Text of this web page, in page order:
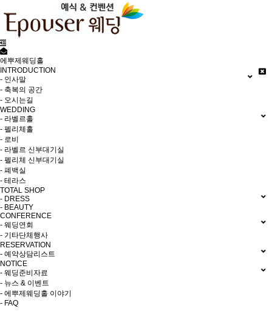
에뿌제웨딩홀
INTRODUCTION
- 인사말
- 축복의 공간
- 오시는길
WEDDING
- 라벨르홀
- 펠리체홀
- 로비
- 라벨르 신부대기실
- 펠리체 신부대기실
- 폐백실
- 테라스
TOTAL SHOP
- DRESS
- BEAUTY
CONFERENCE
- 웨딩연회
- 기타단체행사
RESERVATION
- 예약상담리스트
NOTICE
- 웨딩준비자료
- 뉴스 & 이벤트
- 에뿌제웨딩홀 이야기
- FAQ